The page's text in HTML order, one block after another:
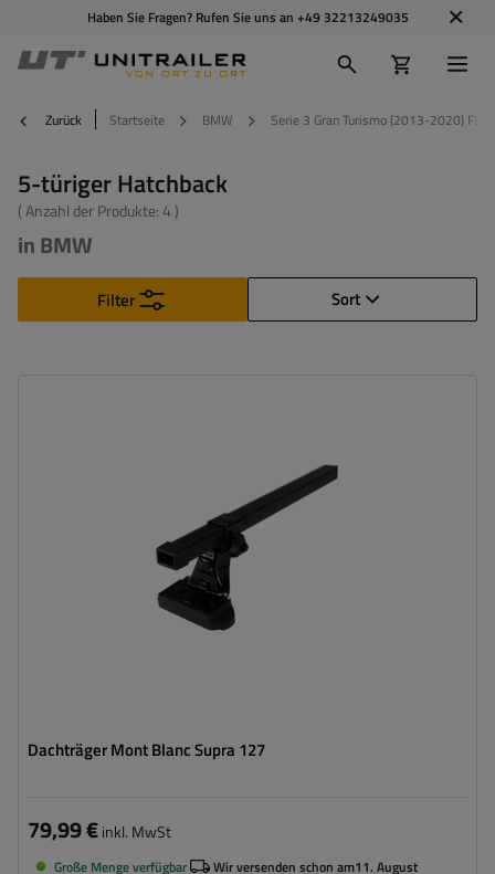
Haben Sie Fragen? Rufen Sie uns an +49 32213249035
Zurück Startseite BMW Serie 3 Gran Turismo (2013-2020) F34
5-türiger Hatchback
( Anzahl der Produkte:4 )
in BMW
Sort
Filter
Dachträger Mont Blanc Supra 127
79,99 €inkl. MwSt
Große Menge verfügbar Wir versenden schon am11. August